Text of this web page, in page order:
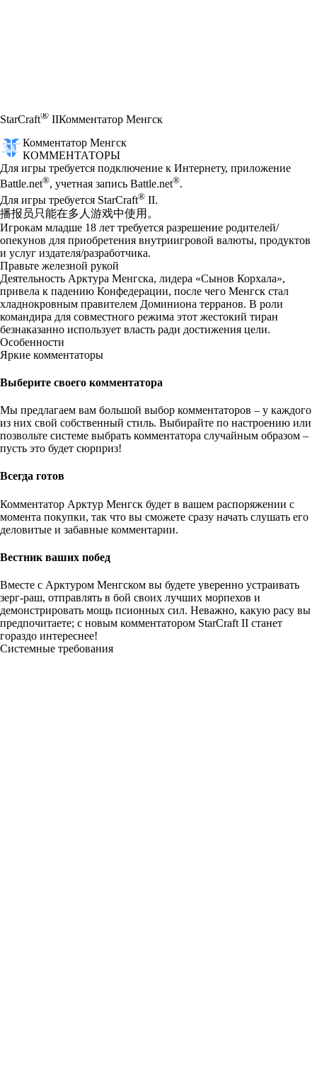
StarCraft® IIКомментатор Менгск
Комментатор Менгск
КОММЕНТАТОРЫ
Цена
Available actions
Для игры требуется подключение к Интернету, приложение
Battle.net®, учетная запись Battle.net®.
Для игры требуется StarCraft® II.
播报员只能在多人游戏中使用。
Игрокам младше 18 лет требуется разрешение родителей/
опекунов для приобретения внутриигровой валюты, продуктов
и услуг издателя/разработчика.
Правьте железной рукой
Деятельность Арктура Менгска, лидера «Сынов Корхала»,
привела к падению Конфедерации, после чего Менгск стал
хладнокровным правителем Доминиона терранов. В роли
командира для совместного режима этот жестокий тиран
безнаказанно использует власть ради достижения цели.
Особенности
Яркие комментаторы
Выберите своего комментатора
Мы предлагаем вам большой выбор комментаторов – у каждого
из них свой собственный стиль. Выбирайте по настроению или
позвольте системе выбрать комментатора случайным образом –
пусть это будет сюрприз!
Всегда готов
Комментатор Арктур Менгск будет в вашем распоряжении с
момента покупки, так что вы сможете сразу начать слушать его
деловитые и забавные комментарии.
Вестник ваших побед
Вместе с Арктуром Менгском вы будете уверенно устраивать
зерг-раш, отправлять в бой своих лучших морпехов и
демонстрировать мощь псионных сил. Неважно, какую расу вы
предпочитаете; с новым комментатором StarCraft II станет
гораздо интереснее!
Системные требования